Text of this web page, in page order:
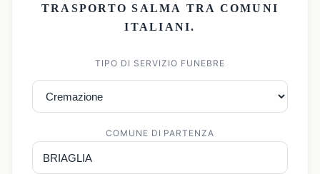
TRASPORTO SALMA TRA COMUNI
ITALIANI.
TIPO DI SERVIZIO FUNEBRE
COMUNE DI PARTENZA